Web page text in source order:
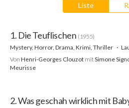
Liste
1. Die Teuflischen (1955)
Mystery, Horror, Drama, Krimi, Thriller
Von Henri-Georges Clouzot mitSimone
Meurisse
2. Was geschah wirklich mit